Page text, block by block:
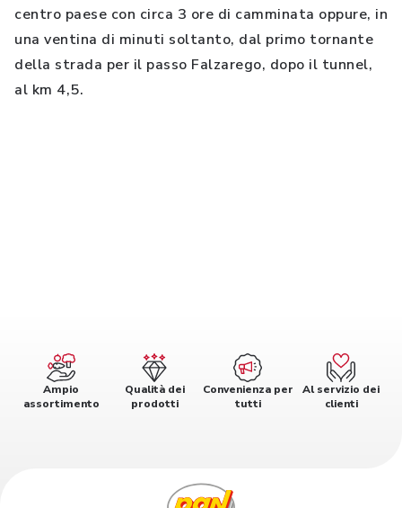
centro paese con circa 3 ore di camminata oppure, in
una ventina di minuti soltanto, dal primo tornante
della strada per il passo Falzarego, dopo il tunnel,
al km 4,5.
Ampio
assortimento
Qualità dei
prodotti
Convenienza per
tutti
Al servizio dei
clienti